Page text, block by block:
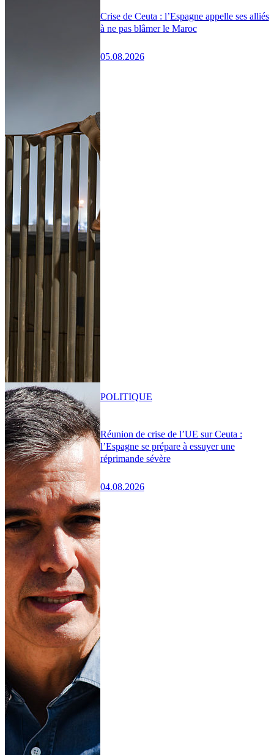
Crise de Ceuta : l’Espagne appelle ses alliés
à ne pas blâmer le Maroc
05.08.2026
Réunion de crise de l’UE sur Ceuta :
l’Espagne se prépare à essuyer une
réprimande sévère
04.08.2026
POLITIQUE